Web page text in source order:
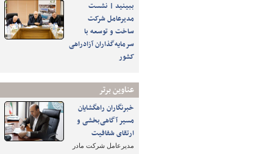
ببینید | نشست
مدیرعامل شرکت
ساخت و توسعه با
سرمایه‌گذاران آزادراهی
کشور
عناوین برتر
خبرنگاران راهگشایان
مسیر آگاهی‌بخشی و
ارتقای شفافیت
مدیرعامل شرکت مادر